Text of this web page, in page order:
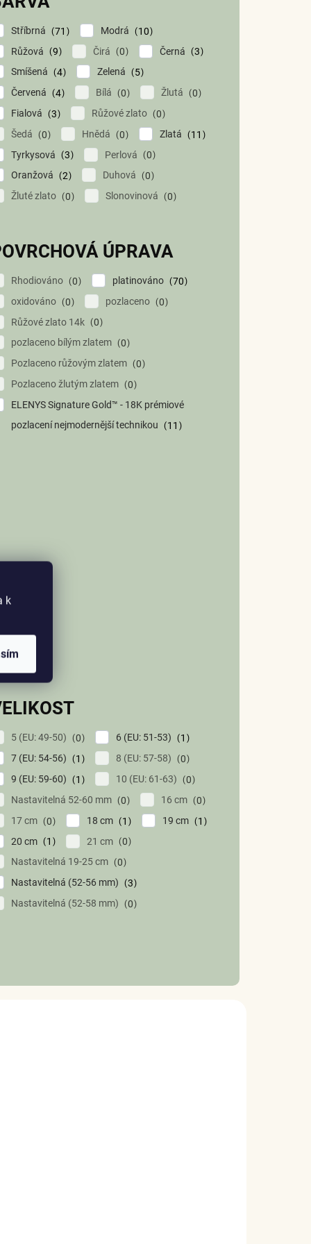
k
Stříbrná 71 Modrá
10
Růžová
9 Čirá 0 Černá
3
Smíšená
4 Zelená
5
Červená
4 Bílá 0 Žlutá
0
Fialová
3 Růžové zlato
0
Šedá
0 Hnědá 0 Zlatá
11
Tyrkysová
3 Perlová
0
Oranžová
2 Duhová
0
Žluté zlato
0 Slonovinová 0
ÚPRAVA
Rhodiováno 0 platinováno
70
oxidováno
0 pozlaceno
0
Růžové zlato 14k
0
pozlaceno bílým zlatem
0
Pozlaceno růžovým zlatem
0
Pozlaceno žlutým zlatem
0
ELENYS Signature Gold™ - 18K prémiové
pozlacení nejmodernější technikou
11
5 (EU: 49-50) 0 6 (EU: 51-53)
1
7 (EU: 54-56)
1 8 (EU: 57-58)
0
9 (EU: 59-60)
1 10 (EU: 61-63)
0
Nastavitelná 52-60 mm
0 16 cm
0
17 cm
0 18 cm 1 19 cm
1
20 cm
1 21 cm
0
Nastavitelná 19-25 cm
0
Nastavitelná (52-56 mm)
3
Nastavitelná (52-58 mm)
0